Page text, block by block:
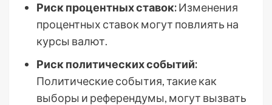
Риск процентных ставок:Изменения
процентных ставок могут повлиять на
курсы валют.
Риск политических событий:
Политические события, такие как
выборы и референдумы, могут вызвать